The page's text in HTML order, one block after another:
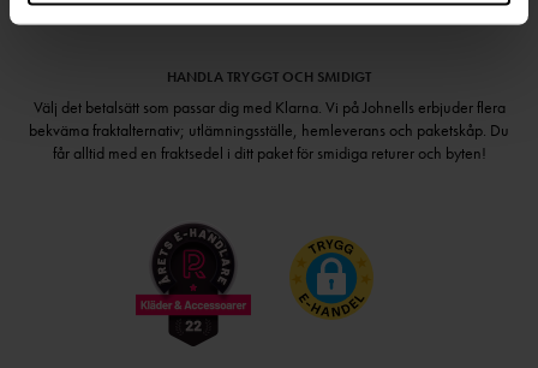
HANDLA TRYGGT OCH SMIDIGT
Välj det betalsätt som passar dig med Klarna. Vi på Johnells erbjuder flera
bekväma fraktalternativ; utlämningsställe, hemleverans och paketskåp. Du
får alltid med en fraktsedel i ditt paket för smidiga returer och byten!